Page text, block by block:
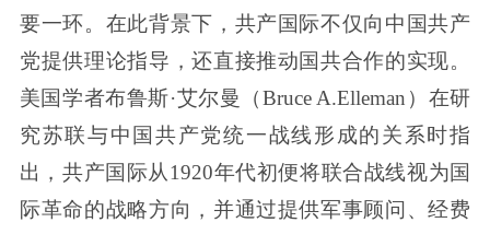
要一环。在此背景下，共产国际不仅向中国共产
党提供理论指导，还直接推动国共合作的实现。
美国学者布鲁斯·艾尔曼（Bruce A.Elleman）在研
究苏联与中国共产党统一战线形成的关系时指
出，共产国际从1920年代初便将联合战线视为国
际革命的战略方向，并通过提供军事顾问、经费